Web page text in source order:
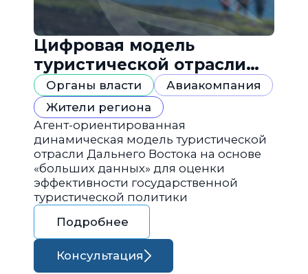
Цифровая модель
туристической отрасли
Дальнего Востока
Органы власти
Авиакомпания
Жители региона
Агент-ориентированная
динамическая модель туристической
отрасли Дальнего Востока на основе
«больших данных» для оценки
эффективности государственной
туристической политики
Подробнее
Консультация